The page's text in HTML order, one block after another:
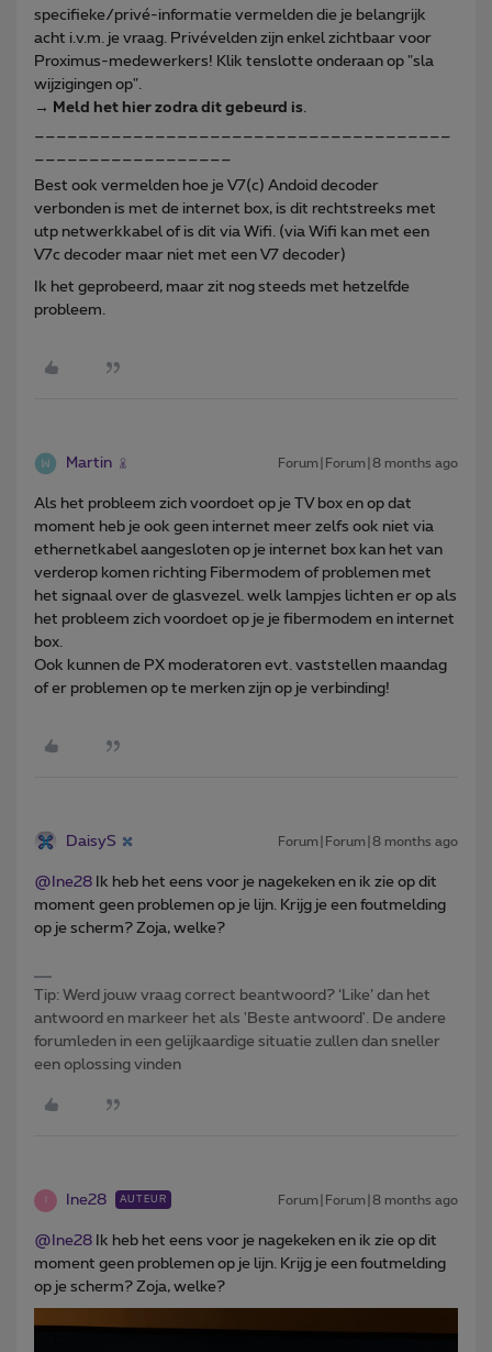
specifieke/privé-informatie vermelden die je belangrijk
acht i.v.m. je vraag. Privévelden zijn enkel zichtbaar voor
Proximus-medewerkers! Klik tenslotte onderaan op "sla
wijzigingen op".
→
Meld het hier zodra dit gebeurd is
Best ook vermelden hoe je V7(c) Andoid decoder
verbonden is met de internet box, is dit rechtstreeks met
utp netwerkkabel of is dit via Wifi. (via Wifi kan met een
V7c decoder maar niet met een V7 decoder)
Ik het geprobeerd, maar zit nog steeds met hetzelfde
probleem.
Martin Forum|Forum|8 months ago
Als het probleem zich voordoet op je TV box en op dat
moment heb je ook geen internet meer zelfs ook niet via
ethernetkabel aangesloten op je internet box kan het van
verderop komen richting Fibermodem of problemen met
het signaal over de glasvezel. welk lampjes lichten er op als
het probleem zich voordoet op je je fibermodem en internet
box.
Ook kunnen de PX moderatoren evt. vaststellen maandag
of er problemen op te merken zijn op je verbinding!
DaisyS Forum|Forum|8 months ago
@Ine28 Ik heb het eens voor je nagekeken en ik zie op dit
moment geen problemen op je lijn. Krijg je een foutmelding
op je scherm? Zoja, welke?
Tip: Werd jouw vraag correct beantwoord? ‘Like’ dan het
antwoord en markeer het als 'Beste antwoord'. De andere
forumleden in een gelijkaardige situatie zullen dan sneller
een oplossing vinden
Ine28 AUTEUR Forum|Forum|8 months ago
@Ine28 Ik heb het eens voor je nagekeken en ik zie op dit
moment geen problemen op je lijn. Krijg je een foutmelding
op je scherm? Zoja, welke?